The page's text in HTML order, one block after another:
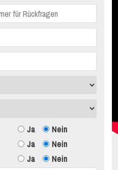
Ja
Nein
Ja
Nein
Ja Nein